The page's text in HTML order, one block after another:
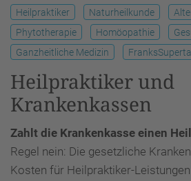
Heilpraktiker Naturheilkunde
Phytotherapie
Homöopathie
Ganzheitliche Medizin
Heilpraktiker und
Krankenkassen
Zahlt die Krankenkasse einen
Regel nein: Die gesetzliche
Kosten für Heilpraktiker-